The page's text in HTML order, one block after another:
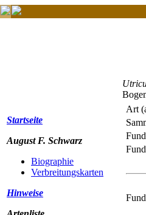
Startseite
August F. Schwarz
Biographie
Verbreitungskarten
Hinweise
Art